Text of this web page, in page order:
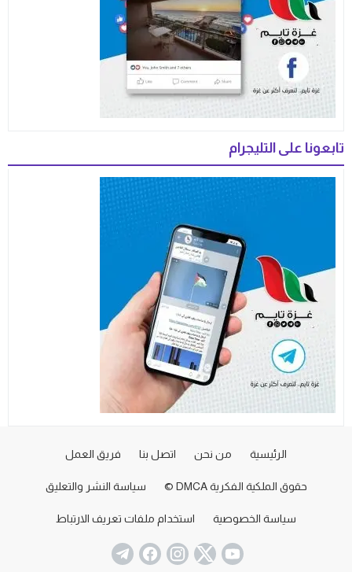
تابعونا على التليجرام
الرئيسية من نحن اتصل بنا فريق العمل
حقوق الملكية الفكرية DMCA © سياسة النشر والتعليق
سياسة الخصوصية استخدام ملفات تعريف الارتباط